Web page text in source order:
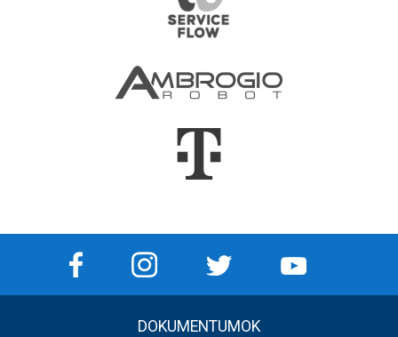
DOKUMENTUMOK